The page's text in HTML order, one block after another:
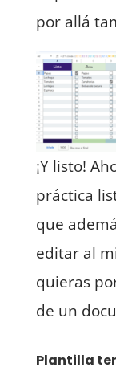
por allá
¡Y listo!
práctica
que
editar al
quieras
de un
Plantilla